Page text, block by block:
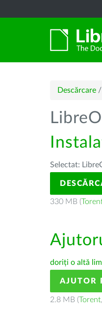
Descărcare /
Selectat:
330 MB (
doriți o altă
AJUTOR
2.8 MB (Torent,